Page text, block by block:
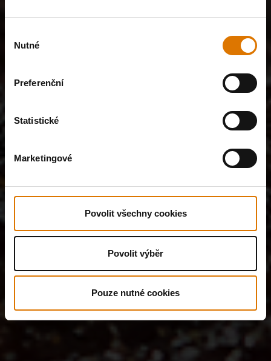
souhlasu
Nutné
Preferenční
Statistické
Marketingové
Povolit všechny cookies
Povolit výběr
Pouze nutné cookies